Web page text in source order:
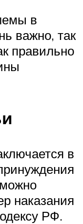
в
важно, так
правильно
в
наказания
РФ.